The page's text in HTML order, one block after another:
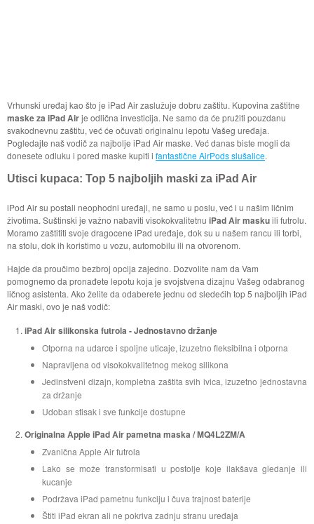
Vrhunski uređaj kao što je iPad Air zaslužuje dobru zaštitu. Kupovina zaštitne
maske za iPad Airje odlična investicija. Ne samo da će pružiti pouzdanu
svakodnevnu zaštitu, već će očuvati originalnu lepotu Vašeg uređaja.
Pogledajte naš vodič za najbolje iPad Air maske. Već danas biste mogli da
donesete odluku i pored maske kupiti i fantastične AirPods slušalice.
Utisci kupaca: Top 5 najboljih maski za iPad Air
iPod Air su postali neophodni uređaji, ne samo u poslu, već i u našim ličnim
životima. Suštinski je važno nabaviti visokokvalitetnu iPad Air maskuili futrolu.
Moramo zaštititi svoje dragocene iPad uređaje, dok su u našem rancu ili torbi,
na stolu, dok ih koristimo u vozu, automobilu ili na otvorenom.
Hajde da proučimo bezbroj opcija zajedno. Dozvolite nam da Vam
pomognemo da pronađete lepotu koja je svojstvena dizajnu Vašeg odabranog
ličnog asistenta. Ako želite da odaberete jednu od sledećih top 5 najboljih iPad
Air maski, ovo je naš vodič:
iPad Air silikonska futrola - Jednostavno držanje
Otporna na udarce i spoljne uticaje, izuzetno fleksibilna i otporna
Napravljena od visokokvalitetnog mekog silikona
Jedinstveni dizajn, kompletna zaštita svih ivica, izuzetno jednostavna
za držanje
Udoban stisak i sve funkcije dostupne
Originalna Apple iPad Air pametna maska / MQ4L2ZM/A
Zvanična Apple Air futrola
Lako se može transformisati u postolje koje ilakšava gledanje ili
kucanje
Podržava iPad pametnu funkciju i čuva trajnost baterije
Štiti iPad ekran ali ne pokriva zadnju stranu uređaja